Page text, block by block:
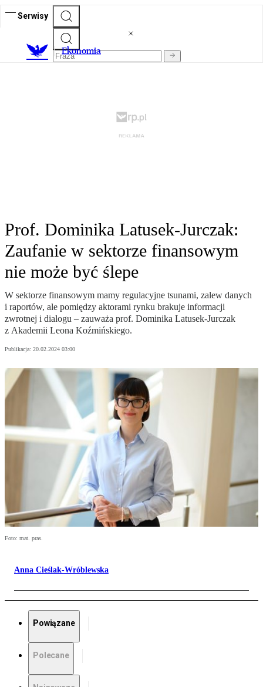
Serwisy
Ekonomia
Prof. Dominika Latusek-Jurczak:
Zaufanie w sektorze finansowym
nie może być ślepe
W sektorze finansowym mamy regulacyjne tsunami, zalew danych
i raportów, ale pomiędzy aktorami rynku brakuje informacji
zwrotnej i dialogu – zauważa prof. Dominika Latusek-Jurczak
z Akademii Leona Koźmińskiego.
Publikacja: 20.02.2024 03:00
Foto: mat. pras.
Anna Cieślak-Wróblewska
Powiązane
Polecane